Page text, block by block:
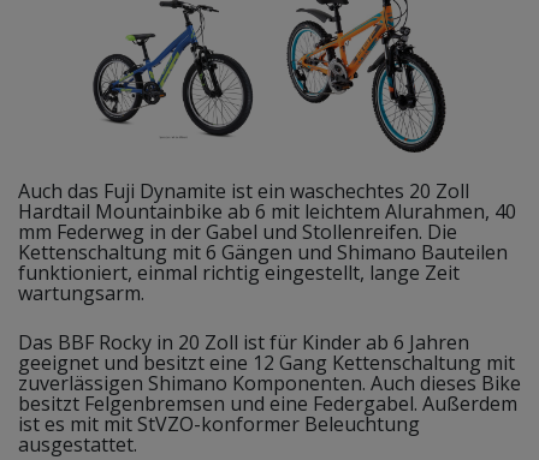
Auch das Fuji Dynamite ist ein waschechtes 20 Zoll
Hardtail Mountainbike ab 6 mit leichtem Alurahmen, 40
mm Federweg in der Gabel und Stollenreifen. Die
Kettenschaltung mit 6 Gängen und Shimano Bauteilen
funktioniert, einmal richtig eingestellt, lange Zeit
wartungsarm.
Das BBF Rocky in 20 Zoll ist für Kinder ab 6 Jahren
geeignet und besitzt eine 12 Gang Kettenschaltung mit
zuverlässigen Shimano Komponenten. Auch dieses Bike
besitzt Felgenbremsen und eine Federgabel. Außerdem
ist es mit mit StVZO-konformer Beleuchtung
ausgestattet.